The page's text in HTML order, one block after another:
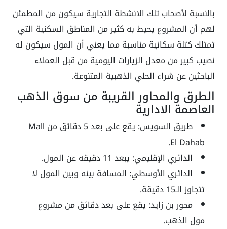
بالنسبة لأصحاب تلك الانشطة التجارية سيكون من المطمئن
لهم أن المشروع يحيط به كثير من المناطق السكنية التي
تمتلك كتلة سكانية مناسبة مما يعني أن المول سيكون له
نصيب كبير من معدل الزيارات اليومية من قبل العملاء
الباحثين عن شراء الحلي الذهبية المتنوعة.
الطرق والمحاور القريبة من سوق الذهب
العاصمة الادارية
طريق السويس: يقع على بعد 5 دقائق من Mall
El Dahab.
الدائري الإقليمي: يبعد 11 دقيقه عن المول.
الدائري الأوسطي: المسافة بينه وبين المول لا
تتجاوز الـ15 دقيقة.
محور بن زايد: يقع على بعد دقائق من مشروع
مول الذهب.